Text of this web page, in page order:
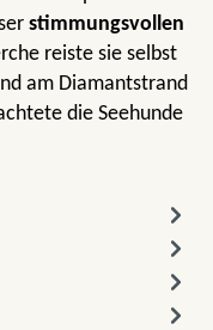
stimmungsvollen
reiste sie selbst
am Diamantstrand
die Seehunde